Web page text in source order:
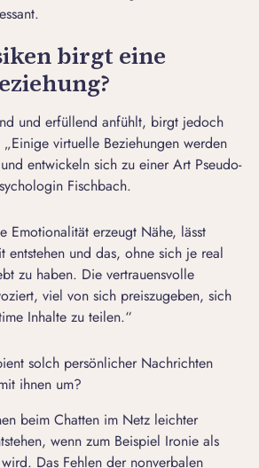
birgt eine
und erfüllend anfühlt, birgt jedoch
virtuelle Beziehungen werden
entwickeln sich zu einer Art Pseudo-
Fischbach.
Emotionalität erzeugt Nähe, lässt
entstehen und das, ohne sich je real
zu haben. Die vertrauensvolle
viel von sich preiszugeben, sich
Inhalte zu teilen.“
solch persönlicher Nachrichten
ihnen um?
beim Chatten im Netz leichter
wenn zum Beispiel Ironie als
Das Fehlen der nonverbalen